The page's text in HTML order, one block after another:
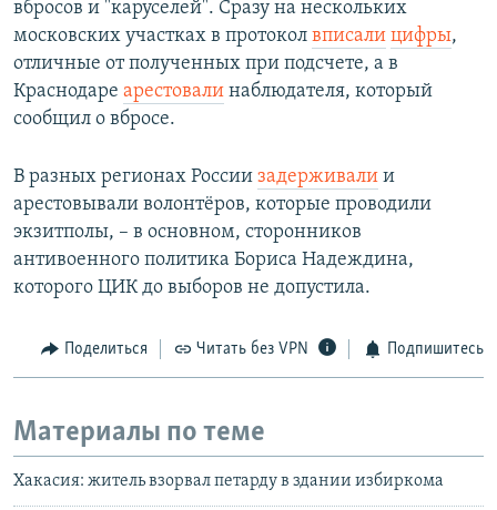
вбросов и "каруселей". Сразу на нескольких
московских участках в протокол вписали цифры,
отличные от полученных при подсчете, а в
Краснодаре арестовали наблюдателя, который
сообщил о вбросе.
В разных регионах России задерживали и
арестовывали волонтёров, которые проводили
экзитполы, – в основном, сторонников
антивоенного политика Бориса Надеждина,
которого ЦИК до выборов не допустила.
Поделиться Читать без VPN Подпишитесь
Материалы по теме
Хакасия: житель взорвал петарду в здании избиркома